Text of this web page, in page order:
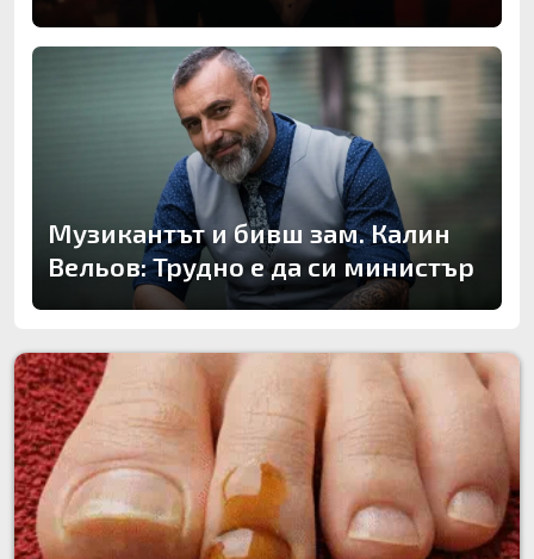
Музикантът и бивш зам. Калин
Вельов: Трудно е да си министър